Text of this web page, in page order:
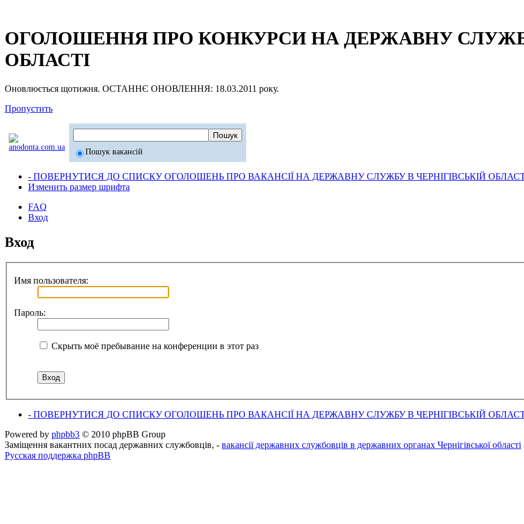
ОГОЛОШЕННЯ ПРО КОНКУРСИ НА ДЕРЖАВНУ
ОБЛАСТІ
Оновлюється щотижня. ОСТАННЄ ОНОВЛЕННЯ: 18.03.2011 року.
Пропустить
Пошук вакансій
- ПОВЕРНУТИСЯ ДО СПИСКУ ОГОЛОШЕНЬ ПРО ВАКАНСІЇ НА ДЕРЖАВНУ СЛУЖБУ В ЧЕРНІГІВСЬКІЙ
Изменить размер шрифта
FAQ
Вход
Вход
Имя пользователя:
Пароль:
Скрыть моё пребывание на конференции в этот раз
- ПОВЕРНУТИСЯ ДО СПИСКУ ОГОЛОШЕНЬ ПРО ВАКАНСІЇ НА ДЕРЖАВНУ СЛУЖБУ В ЧЕРНІГІВСЬКІЙ
Powered by phpbb3 © 2010 phpBB Group
Заміщення вакантних посад державних службовців, - вакансії державних службовців в державних органах Чернігівської області
Русская поддержка phpBB